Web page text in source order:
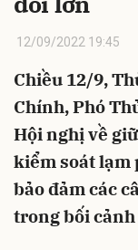
12/09/2022 19:45
Chiều 12/9,
Chính, Phó
Hội nghị về
kiểm soát lạm
bảo đảm các
trong bối